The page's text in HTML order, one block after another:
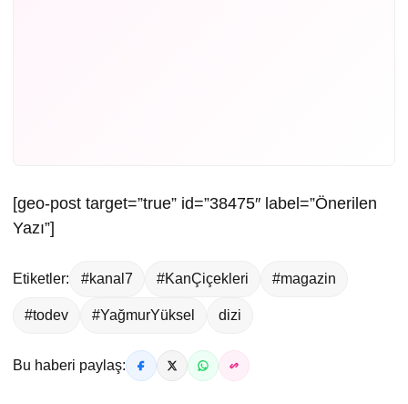
[geo-post target=”true” id=”38475″ label=”Önerilen
Yazı”]
Etiketler: #kanal7 #KanÇiçekleri #magazin
#todev #YağmurYüksel dizi
Bu haberi paylaş: